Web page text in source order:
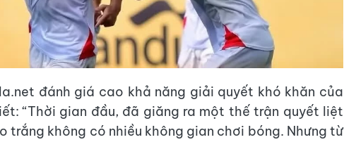
đánh giá cao khả năng giải quyết khó khăn của
“Thời gian đầu, đã giăng ra một thế trận quyết liệt
trắng không có nhiều không gian chơi bóng. Nhưng từ